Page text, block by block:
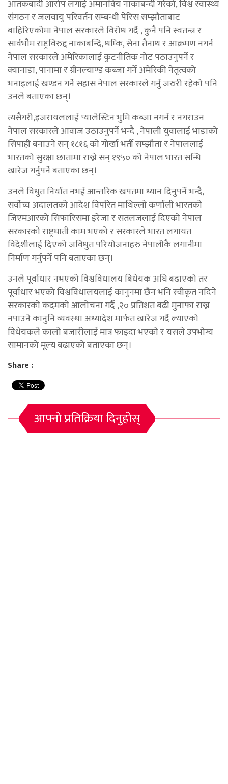
आतंकबादी आरोप लगाई अमानविय नाकाबन्दी गरेको, विश्व स्वास्थ्य
संगठन र जलवायु परिवर्तन सम्बन्धी पेरिस सम्झौताबाट
बाहिरिएकोमा नेपाल सरकारले विरोध गर्दै , कुनै पनि स्वतन्त्र र
सार्वभौम राष्ट्रविरुद्द नाकाबन्दि, धम्कि, सेना तैनाथ र आक्रमण नगर्न
नेपाल सरकारले अमेरिकालाई कुटनीतिक नोट पठाउनुपर्ने र
क्यानाडा, पानामा र ग्रीनल्याण्ड कब्जा गर्ने अमेरिकी नेतृत्वको
भनाइलाई खण्डन गर्ने सहास नेपाल सरकारले गर्नु जरुरी रहेको पनि
उनले बताएका छन्।
त्यसैगरी,इजरायललाई प्यालेस्टिन भुमि कब्जा नगर्न र नगराउन
नेपाल सरकारले आवाज उठाउनुपर्ने भन्दै , नेपाली युवालाई भाडाको
सिपाही बनाउने सन् १८१६ को गोर्खा भर्ती सम्झौता र नेपाललाई
भारतको सुरक्षा छातामा राख्ने सन् १९५० को नेपाल भारत सन्धि
खारेज गर्नुपर्ने बताएका छन्।
उनले विधुत निर्यात नभई आन्तरिक खपतमा ध्यान दिनुपर्ने भन्दै,
सर्वोच्च अदालतको आदेश विपरित माथिल्लो कर्णाली भारतको
जिएमआरको सिफारिसमा इरेजा र सतलजलाई दिएको नेपाल
सरकारको राष्ट्रघाती काम भएको र सरकारले भारत लगायत
विदेशीलाई दिएको जविधुत परियोजनाहरु नेपालीकै लगानीमा
निर्माण गर्नुपर्ने पनि बताएका छन्।
उनले पूर्वाधार नभएको विश्वविधालय बिधेयक अघि बढाएको तर
पूर्वाधार भएको विश्वविधालयलाई कानुनमा छैन भनि स्वीकृत नदिने
सरकारको कदमको आलोचना गर्दै ,२० प्रतिशत बढी मुनाफा राख्न
नपाउने कानुनि व्यवस्था अध्यादेश मार्फत खारेज गर्दै ल्याएको
विधेयकले कालो बजारीलाई मात्र फाइदा भएको र यसले उपभोग्य
सामानको मूल्य बढाएको बताएका छन्।
Share :
आफ्नो प्रतिक्रिया दिनुहोस्